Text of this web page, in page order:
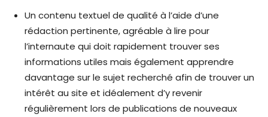
Un contenu textuel de qualité à l’aide d’une
rédaction pertinente, agréable à lire pour
l’internaute qui doit rapidement trouver ses
informations utiles mais également apprendre
davantage sur le sujet recherché afin de trouver un
intérêt au site et idéalement d’y revenir
régulièrement lors de publications de nouveaux